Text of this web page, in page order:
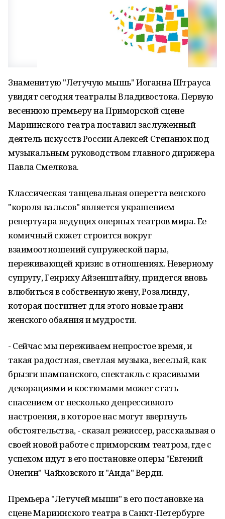
Знаменитую "Летучую мышь" Иоганна Штрауса
увидят сегодня театралы Владивостока. Первую
весеннюю премьеру на Приморской сцене
Мариинского театра поставил заслуженный
деятель искусств России Алексей Степанюк под
музыкальным руководством главного дирижера
Павла Смелкова.
Классическая танцевальная оперетта венского
"короля вальсов" является украшением
репертуара ведущих оперных театров мира. Ее
комичный сюжет строится вокруг
взаимоотношений супружеской пары,
переживающей кризис в отношениях. Неверному
супругу, Генриху Айзенштайну, придется вновь
влюбиться в собственную жену, Розалинду,
которая постигнет для этого новые грани
женского обаяния и мудрости.
- Сейчас мы переживаем непростое время, и
такая радостная, светлая музыка, веселый, как
брызги шампанского, спектакль с красивыми
декорациями и костюмами может стать
спасением от несколько депрессивного
настроения, в которое нас могут ввергнуть
обстоятельства, - сказал режиссер, рассказывая о
своей новой работе с приморским театром, где с
успехом идут в его постановке оперы "Евгений
Онегин" Чайковского и "Аида" Верди.
Премьера "Летучей мыши" в его постановке на
сцене Мариинского театра в Санкт-Петербурге